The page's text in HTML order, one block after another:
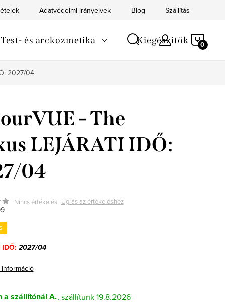
Adatvédelmi irányelvek Blog Szállítás
Test- és arckozmetika Kiegészítők
2027/04
- The
LEJÁRATI IDŐ:
04
Nincs értékelés Ugrás az értékeléshez
IDŐ: 2027/04
a szállítónál A. 19.8.2026